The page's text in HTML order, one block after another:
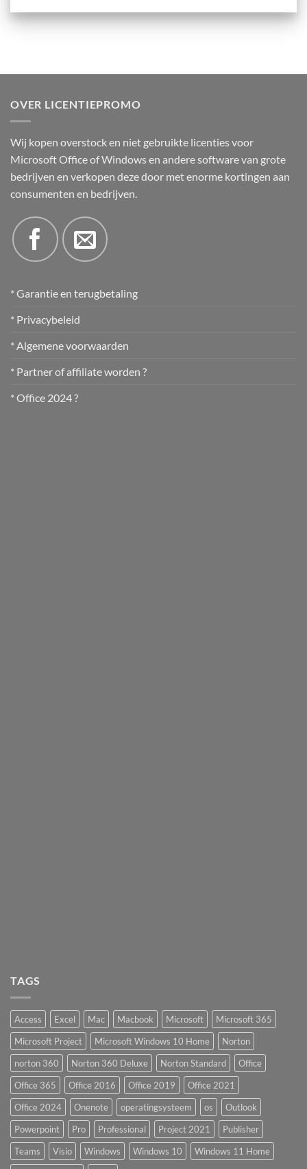
OVER LICENTIEPROMO
Wij kopen overstock en niet gebruikte licenties voor
Microsoft Office of Windows en andere software van grote
bedrijven en verkopen deze door met enorme kortingen aan
consumenten en bedrijven.
* Garantie en terugbetaling
* Privacybeleid
* Algemene voorwaarden
* Partner of affiliate worden ?
* Office 2024 ?
TAGS
Access Excel Mac Macbook Microsoft
Microsoft 365
Microsoft Project
Microsoft Windows 10 Home
Norton
norton 360
Norton 360 Deluxe Norton Standard
Office
Office 365
Office 2016 Office 2019
Office 2021
Office 2024
Onenote operatingsysteem os
Outlook
Powerpoint
Pro Professional Project 2021
Publisher
Teams
Visio Windows Windows 10
Windows 11 Home